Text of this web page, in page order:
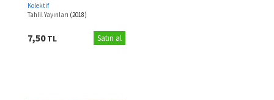
Kolektif
Tahlil Yayınları (2018)
7,50TL Satın al